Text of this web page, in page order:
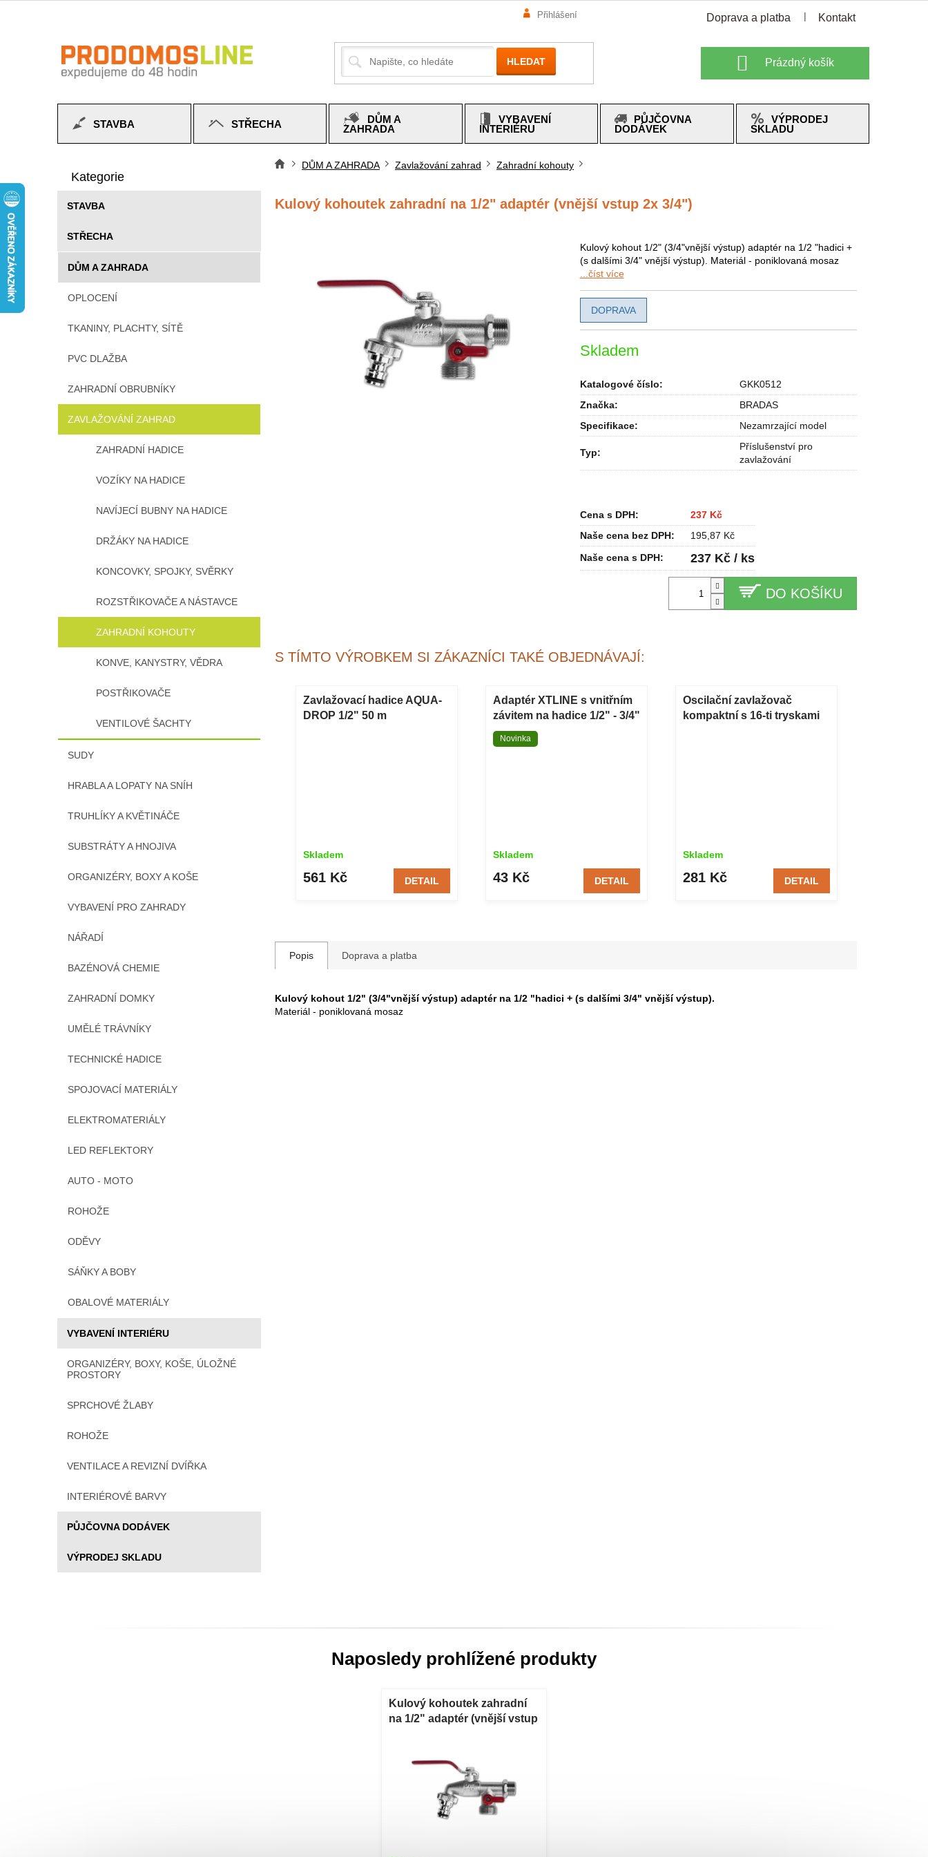
Doprava a platba Kontakt
Přihlášení
HLEDAT
Nákupní
košík
Prázdný košík
STAVBA STŘECHA
DŮM A
ZAHRADA
VYBAVENÍ
INTERIÉRU
PŮJČOVNA
DODÁVEK
VÝPRODEJ
SKLADU
n
p
kategorie
Kategorie
STAVBA
STŘECHA
DŮM A ZAHRADA
OPLOCENÍ
TKANINY, PLACHTY, SÍTĚ
PVC DLAŽBA
ZAHRADNÍ OBRUBNÍKY
ZAVLAŽOVÁNÍ ZAHRAD
ZAHRADNÍ HADICE
VOZÍKY NA HADICE
NAVÍJECÍ BUBNY NA HADICE
DRŽÁKY NA HADICE
KONCOVKY, SPOJKY, SVĚRKY
ROZSTŘIKOVAČE A NÁSTAVCE
ZAHRADNÍ KOHOUTY
KONVE, KANYSTRY, VĚDRA
POSTŘIKOVAČE
VENTILOVÉ ŠACHTY
SUDY
HRABLA A LOPATY NA SNÍH
TRUHLÍKY A KVĚTINÁČE
SUBSTRÁTY A HNOJIVA
ORGANIZÉRY, BOXY A KOŠE
VYBAVENÍ PRO ZAHRADY
NÁŘADÍ
BAZÉNOVÁ CHEMIE
ZAHRADNÍ DOMKY
UMĚLÉ TRÁVNÍKY
TECHNICKÉ HADICE
SPOJOVACÍ MATERIÁLY
ELEKTROMATERIÁLY
LED REFLEKTORY
AUTO - MOTO
ROHOŽE
ODĚVY
SÁŇKY A BOBY
OBALOVÉ MATERIÁLY
VYBAVENÍ INTERIÉRU
ORGANIZÉRY, BOXY, KOŠE, ÚLOŽNÉ
PROSTORY
SPRCHOVÉ ŽLABY
ROHOŽE
VENTILACE A REVIZNÍ DVÍŘKA
INTERIÉROVÉ BARVY
PŮJČOVNA DODÁVEK
VÝPRODEJ SKLADU
DŮM A ZAHRADA Zavlažování zahrad Zahradní kohouty
Kulový kohoutek zahradní na 1/2" adaptér (vnější vstup 2x 3/4")
Skladem
DO KOŠÍKU
Kulový kohout 1/2" (3/4"vnější výstup) adaptér na 1/2 "hadici +
(s dalšími 3/4" vnější výstup). Materiál - poniklovaná mosaz
...číst více
Katalogové číslo:
GKK0512
Značka:
BRADAS
Specifikace: Nezamrzající model
Typ:
Příslušenství pro
zavlažování
DOPRAVA
Cena s DPH:
237 Kč
Naše cena bez DPH:
195,87 Kč
Naše cena s DPH:
237 Kč / ks
S TÍMTO VÝROBKEM SI ZÁKAZNÍCI TAKÉ OBJEDNÁVAJÍ:
Zavlažovací hadice AQUA-
DROP 1/2" 50 m
Skladem
561 Kč DETAIL
Adaptér XTLINE s vnitřním
závitem na hadice 1/2" - 3/4"
plastový
Novinka
Skladem
43 Kč DETAIL
Oscilační zavlažovač
kompaktní s 16-ti tryskami
Skladem
281 Kč DETAIL
Popis Doprava a platba
Kulový kohout 1/2" (3/4"vnější výstup) adaptér na 1/2 "hadici + (s dalšími 3/4" vnější výstup).
Materiál - poniklovaná mosaz
Naposledy prohlížené produkty
Kulový kohoutek zahradní
na 1/2" adaptér (vnější vstup